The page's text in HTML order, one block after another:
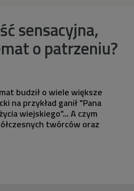
sensacyjna,
o patrzeniu?
budził o wiele większe
na przykład ganił "Pana
wiejskiego"... A czym
twórców oraz